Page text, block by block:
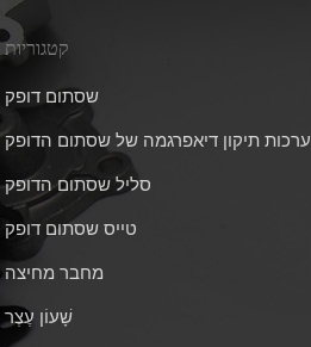
קטגוריות
שסתום דופק
ערכות תיקון דיאפרגמה של שסתום הדופק
סליל שסתום הדופק
טייס שסתום דופק
מחבר מחיצה
שָׁעוֹן עֶצֶר